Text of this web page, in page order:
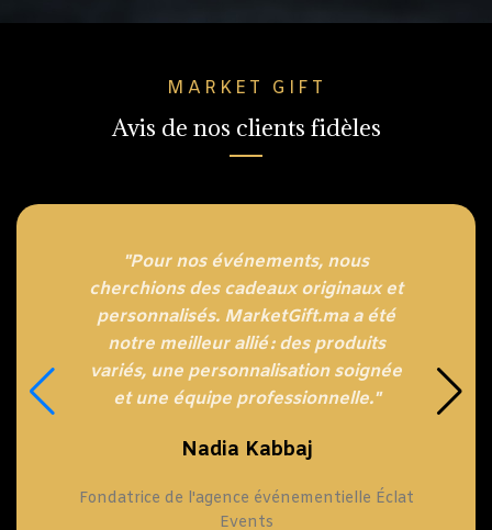
MARKET GIFT
Avis de nos clients fidèles
"Pour nos événements, nous
cherchions des cadeaux originaux et
personnalisés. MarketGift.ma a été
notre meilleur allié : des produits
variés, une personnalisation soignée
et une équipe professionnelle."
Nadia Kabbaj
Fondatrice de l'agence événementielle Éclat
Events